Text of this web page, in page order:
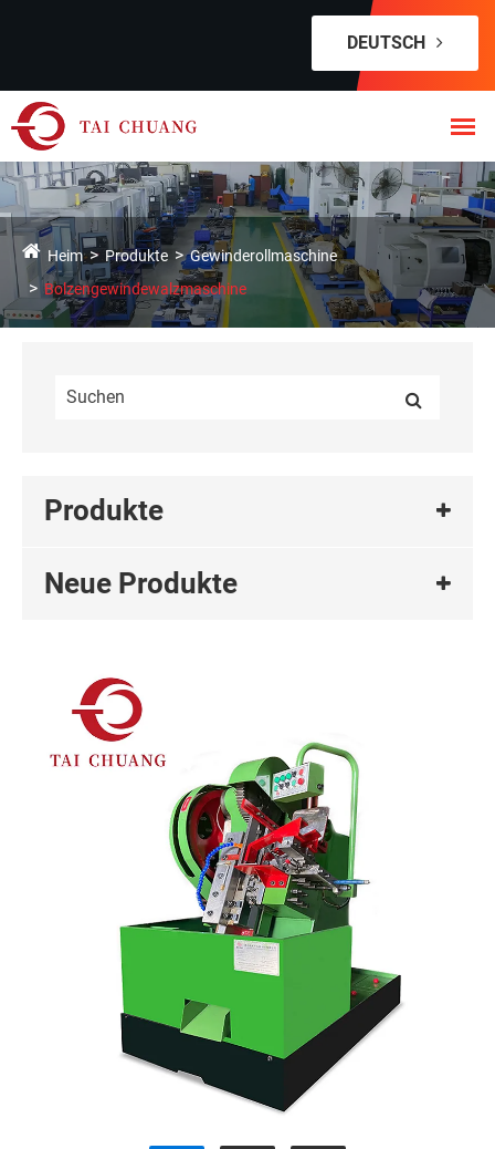
DEUTSCH
Heim Produkte
Gewinderollmaschine
Bolzengewindewalzmaschine
Produkte
Neue Produkte